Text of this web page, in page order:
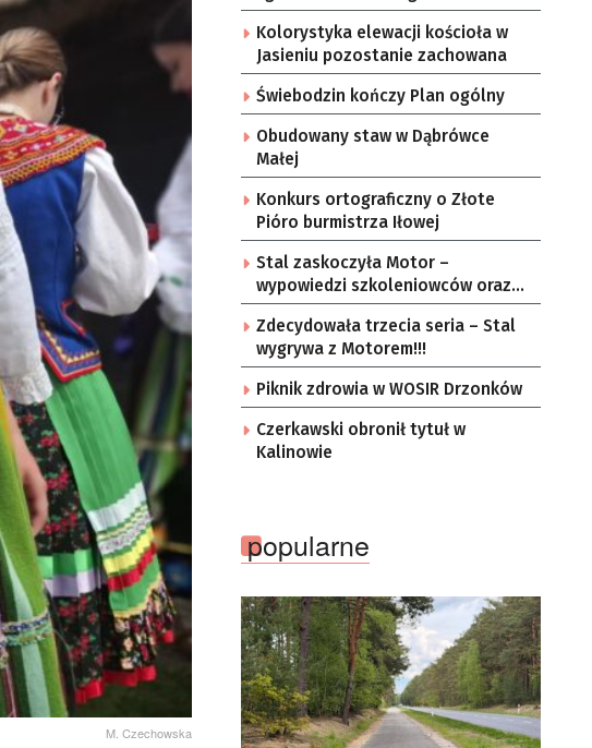
M. Czechowska
Kolorystyka elewacji kościoła w
Jasieniu pozostanie zachowana
Świebodzin kończy Plan ogólny
Obudowany staw w Dąbrówce
Małej
Konkurs ortograficzny o Złote
Pióro burmistrza Iłowej
Stal zaskoczyła Motor –
wypowiedzi szkoleniowców oraz
zawodników ekip
Zdecydowała trzecia seria – Stal
wygrywa z Motorem!!!
Piknik zdrowia w WOSIR Drzonków
Czerkawski obronił tytuł w
Kalinowie
popularne